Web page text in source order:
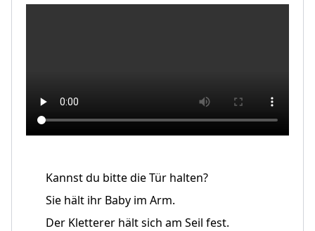
Kannst du bitte die Tür halten?
Sie hält ihr Baby im Arm.
Der Kletterer hält sich am Seil fest.